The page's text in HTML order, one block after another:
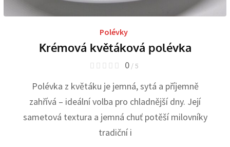
Polévky
Krémová květáková polévka
0 / 5
Polévka z květáku je jemná, sytá a příjemně
zahřívá – ideální volba pro chladnější dny. Její
sametová textura a jemná chuť potěší milovníky
tradiční i